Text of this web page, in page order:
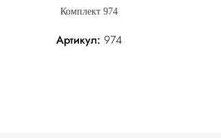
Комплект 974
Артикул: 974